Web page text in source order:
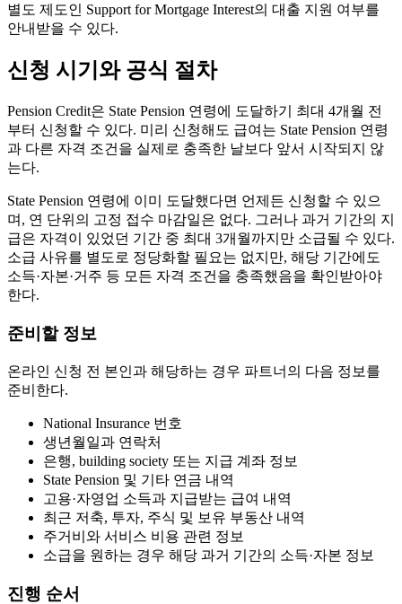
별도 제도인 Support for Mortgage Interest의 대출 지원 여부를
안내받을 수 있다.
신청 시기와 공식 절차
Pension Credit은 State Pension 연령에 도달하기 최대 4개월 전
부터 신청할 수 있다. 미리 신청해도 급여는 State Pension 연령
과 다른 자격 조건을 실제로 충족한 날보다 앞서 시작되지 않
는다.
State Pension 연령에 이미 도달했다면 언제든 신청할 수 있으
며, 연 단위의 고정 접수 마감일은 없다. 그러나 과거 기간의 지
급은 자격이 있었던 기간 중 최대 3개월까지만 소급될 수 있다.
소급 사유를 별도로 정당화할 필요는 없지만, 해당 기간에도
소득·자본·거주 등 모든 자격 조건을 충족했음을 확인받아야
한다.
준비할 정보
온라인 신청 전 본인과 해당하는 경우 파트너의 다음 정보를
준비한다.
National Insurance 번호
생년월일과 연락처
은행, building society 또는 지급 계좌 정보
State Pension 및 기타 연금 내역
고용·자영업 소득과 지급받는 급여 내역
최근 저축, 투자, 주식 및 보유 부동산 내역
주거비와 서비스 비용 관련 정보
소급을 원하는 경우 해당 과거 기간의 소득·자본 정보
진행 순서